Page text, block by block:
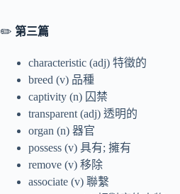
✏️ 第三篇
characteristic (adj) 特徵的
breed (v) 品種
captivity (n) 囚禁
transparent (adj) 透明的
organ (n) 器官
possess (v) 具有; 擁有
remove (v) 移除
associate (v) 聯繫